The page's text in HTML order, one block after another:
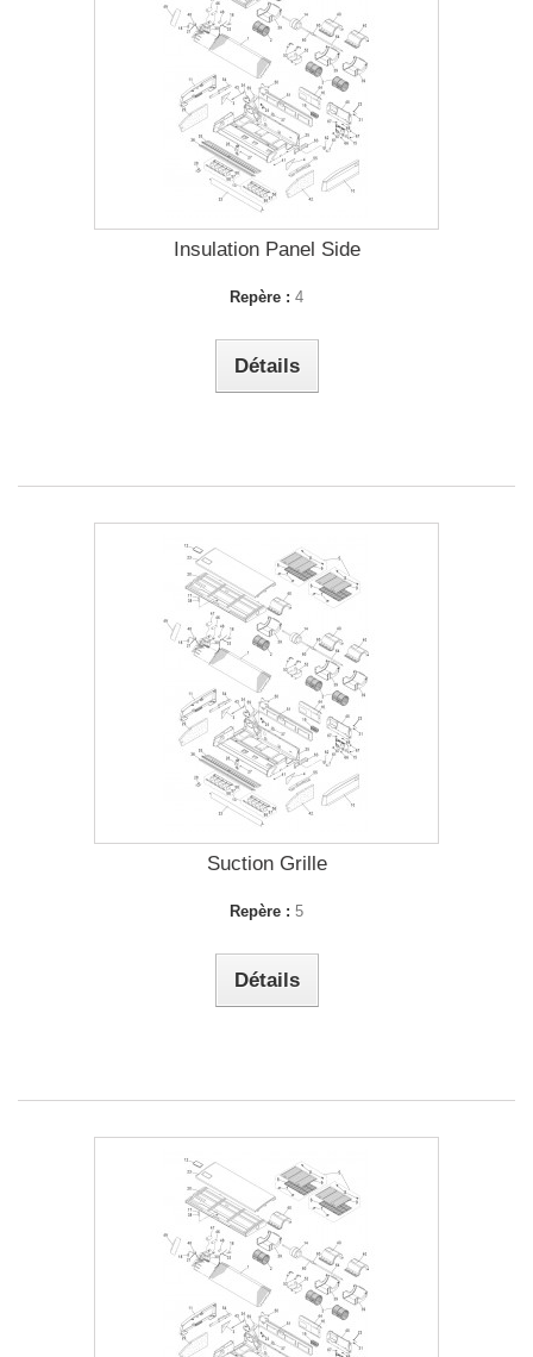
Insulation Panel Side
Repère : 4
Détails
Suction Grille
Repère : 5
Détails